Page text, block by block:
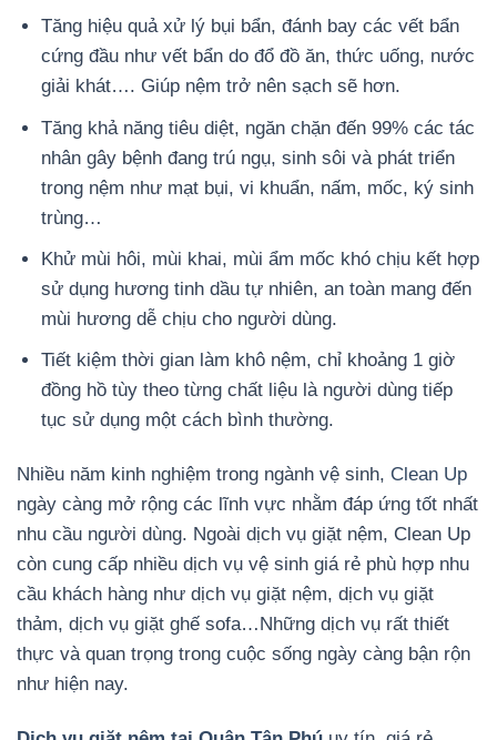
Tăng hiệu quả xử lý bụi bẩn, đánh bay các vết bẩn
cứng đầu như vết bẩn do đổ đồ ăn, thức uống, nước
giải khát…. Giúp nệm trở nên sạch sẽ hơn.
Tăng khả năng tiêu diệt, ngăn chặn đến 99% các tác
nhân gây bệnh đang trú ngụ, sinh sôi và phát triển
trong nệm như mạt bụi, vi khuẩn, nấm, mốc, ký sinh
trùng…
Khử mùi hôi, mùi khai, mùi ẩm mốc khó chịu kết hợp
sử dụng hương tinh dầu tự nhiên, an toàn mang đến
mùi hương dễ chịu cho người dùng.
Tiết kiệm thời gian làm khô nệm, chỉ khoảng 1 giờ
đồng hồ tùy theo từng chất liệu là người dùng tiếp
tục sử dụng một cách bình thường.
Nhiều năm kinh nghiệm trong ngành vệ sinh, Clean Up
ngày càng mở rộng các lĩnh vực nhằm đáp ứng tốt nhất
nhu cầu người dùng. Ngoài dịch vụ giặt nệm, Clean Up
còn cung cấp nhiều dịch vụ vệ sinh giá rẻ phù hợp nhu
cầu khách hàng như dịch vụ giặt nệm, dịch vụ giặt
thảm, dịch vụ giặt ghế sofa…Những dịch vụ rất thiết
thực và quan trọng trong cuộc sống ngày càng bận rộn
như hiện nay.